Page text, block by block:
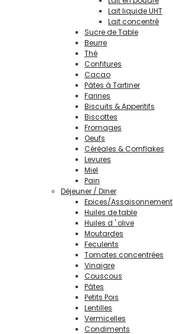
Lait liquide UHT
Lait concentré
Sucre de Table
Beurre
Thé
Confitures
Cacao
Pâtes à Tartiner
Farines
Biscuits & Apperitifs
Biscottes
Fromages
Oeufs
Céréales & Cornflakes
Levures
Miel
Pain
Déjeuner / Diner
Epices/Assaisonnement
Huiles de table
Huiles d ' olive
Moutardes
Feculents
Tomates concentrées
Vinaigre
Couscous
Pâtes
Petits Pois
Lentilles
Vermicelles
Condiments